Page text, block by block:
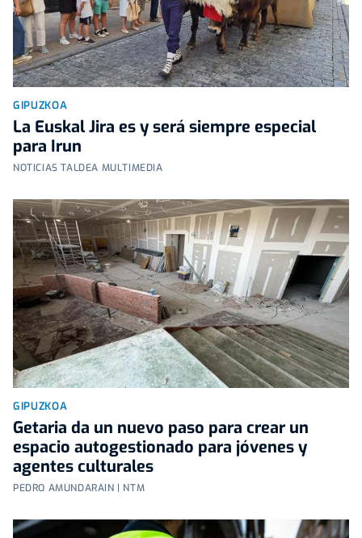
GIPUZKOA
La Euskal Jira es y será siempre especial
para Irun
NOTICIAS TALDEA MULTIMEDIA
GIPUZKOA
Getaria da un nuevo paso para crear un
espacio autogestionado para jóvenes y
agentes culturales
PEDRO AMUNDARAIN | NTM